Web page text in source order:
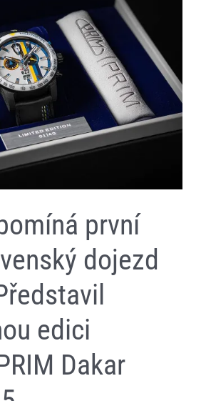
první
dojezd
edici
Dakar